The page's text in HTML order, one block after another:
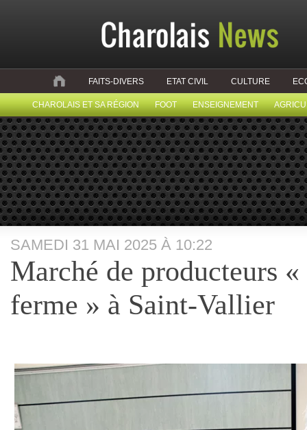
FAITS-DIVERS ETAT CIVIL CULTURE
CHAROLAIS ET SA RÉGION FOOT ENSEIGNEMENT
SAMEDI 31 MAI 2025 À 10:22
Marché de producteurs
ferme » à Saint-Vallier